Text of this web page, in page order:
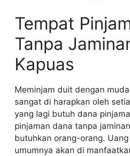
Tempat
Tanpa
Kapuas
Meminjam duit dengan
sangat di harapkan oleh
yang lagi butuh dana
pinjaman dana tanpa
butuhkan orang-orang.
umumnya akan di